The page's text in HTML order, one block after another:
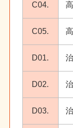
C04.
C05.
D01.
D02.
D03.